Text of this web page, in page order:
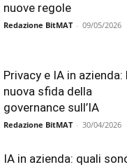
nuove regole
Redazione BitMAT - 09/05/2026
Privacy e IA in azienda:
nuova sfida della
governance sull’IA
Redazione BitMAT - 30/04/2026
IA in azienda: quali